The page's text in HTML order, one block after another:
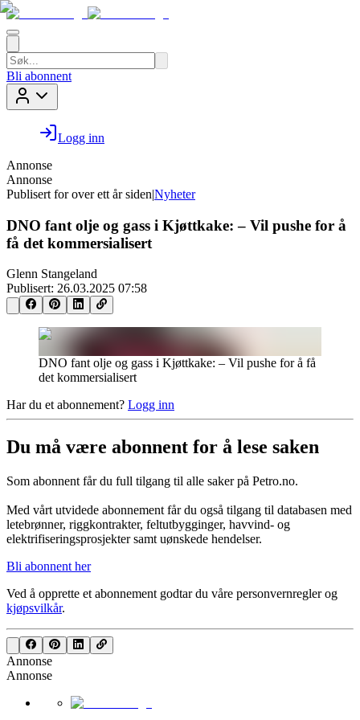
Bli abonnent
Logg inn
Annonse
Annonse
Publisert for over ett år siden|Nyheter
DNO fant olje og gass i Kjøttkake: – Vil pushe for å
få det kommersialisert
Glenn Stangeland
Publisert: 26.03.2025 07:58
DNO fant olje og gass i Kjøttkake: – Vil pushe for å få
det kommersialisert
Har du et abonnement? Logg inn
Du må være abonnent for å lese saken
Som abonnent får du full tilgang til alle saker på Petro.no.
Med vårt utvidede abonnement får du også tilgang til databasen med
letebrønner, riggkontrakter, feltutbygginger, havvind- og
elektrifiseringsprosjekter samt uønskede hendelser.
Bli abonnent her
Ved å opprette et abonnement godtar du våre personvernreglerog
kjøpsvilkår.
Annonse
Annonse